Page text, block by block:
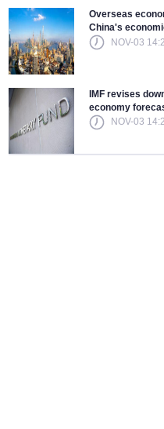
Overseas
China's
NOV-03
IMF revises
economy
NOV-03